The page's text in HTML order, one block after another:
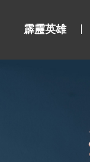
霹靂英雄